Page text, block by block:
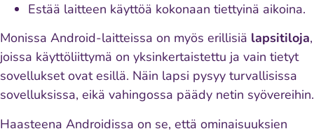
Estää laitteen käyttöä kokonaan tiettyinä aikoina.
Monissa Android-laitteissa on myös erillisiä lapsitiloja,
joissa käyttöliittymä on yksinkertaistettu ja vain tietyt
sovellukset ovat esillä. Näin lapsi pysyy turvallisissa
sovelluksissa, eikä vahingossa päädy netin syövereihin.
Haasteena Androidissa on se, että ominaisuuksien